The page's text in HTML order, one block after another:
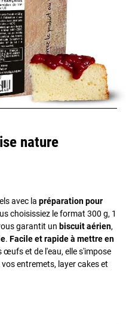
nature
avec la préparation pour
choisissiez le format 300 g, 1
garantit un biscuit aérien,
. Facile et rapide à mettre en
et de l'eau, elle s'impose
entremets, layer cakes et